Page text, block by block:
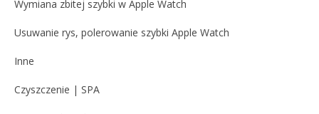
Wymiana zbitej szybki w Apple Watch
Usuwanie rys, polerowanie szybki Apple Watch
Inne
Czyszczenie | SPA